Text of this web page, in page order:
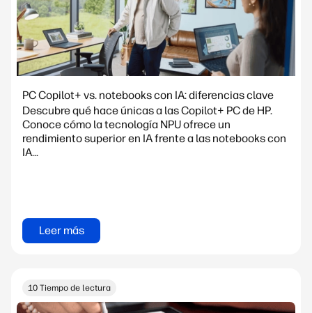
PC Copilot+ vs. notebooks con IA: diferencias clave
Descubre qué hace únicas a las Copilot+ PC de HP.
Conoce cómo la tecnología NPU ofrece un
rendimiento superior en IA frente a las notebooks con
IA...
Leer más
10 Tiempo de lectura